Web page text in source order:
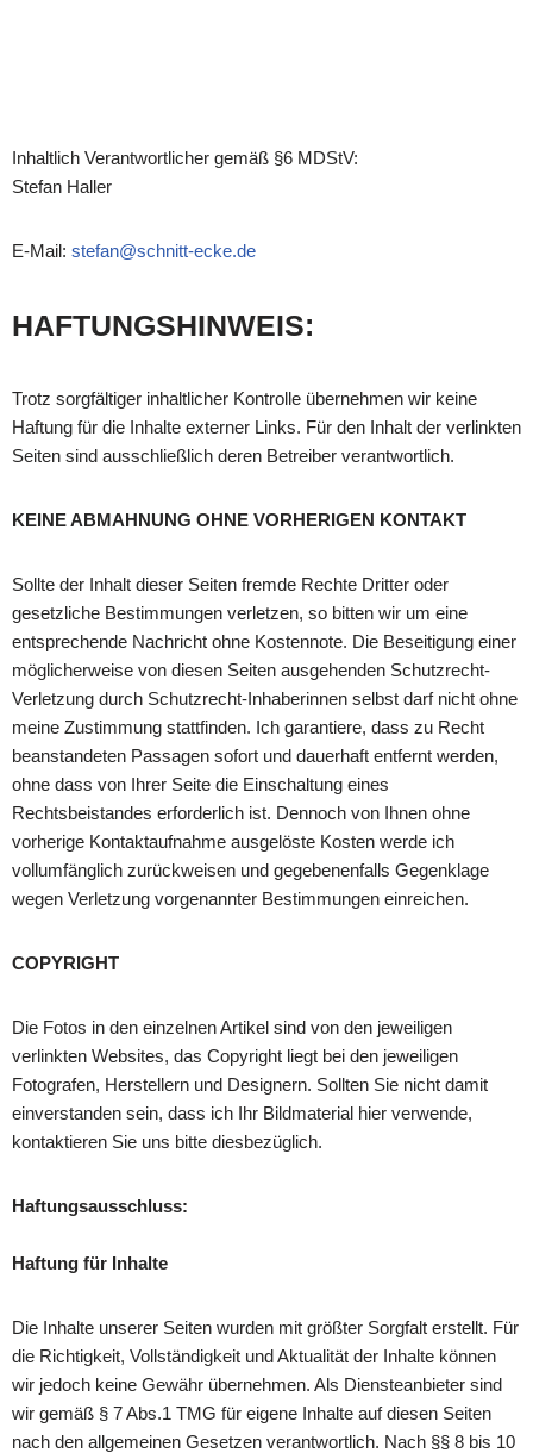
Inhaltlich Verantwortlicher gemäß §6 MDStV:
Stefan Haller
E-Mail: stefan@schnitt-ecke.de
HAFTUNGSHINWEIS:
Trotz sorgfältiger inhaltlicher Kontrolle übernehmen wir keine
Haftung für die Inhalte externer Links. Für den Inhalt der verlinkten
Seiten sind ausschließlich deren Betreiber verantwortlich.
KEINE ABMAHNUNG OHNE VORHERIGEN KONTAKT
Sollte der Inhalt dieser Seiten fremde Rechte Dritter oder
gesetzliche Bestimmungen verletzen, so bitten wir um eine
entsprechende Nachricht ohne Kostennote. Die Beseitigung einer
möglicherweise von diesen Seiten ausgehenden Schutzrecht-
Verletzung durch Schutzrecht-Inhaberinnen selbst darf nicht ohne
meine Zustimmung stattfinden. Ich garantiere, dass zu Recht
beanstandeten Passagen sofort und dauerhaft entfernt werden,
ohne dass von Ihrer Seite die Einschaltung eines
Rechtsbeistandes erforderlich ist. Dennoch von Ihnen ohne
vorherige Kontaktaufnahme ausgelöste Kosten werde ich
vollumfänglich zurückweisen und gegebenenfalls Gegenklage
wegen Verletzung vorgenannter Bestimmungen einreichen.
COPYRIGHT
Die Fotos in den einzelnen Artikel sind von den jeweiligen
verlinkten Websites, das Copyright liegt bei den jeweiligen
Fotografen, Herstellern und Designern. Sollten Sie nicht damit
einverstanden sein, dass ich Ihr Bildmaterial hier verwende,
kontaktieren Sie uns bitte diesbezüglich.
Haftungsausschluss:
Haftung für Inhalte
Die Inhalte unserer Seiten wurden mit größter Sorgfalt erstellt. Für
die Richtigkeit, Vollständigkeit und Aktualität der Inhalte können
wir jedoch keine Gewähr übernehmen. Als Diensteanbieter sind
wir gemäß § 7 Abs.1 TMG für eigene Inhalte auf diesen Seiten
nach den allgemeinen Gesetzen verantwortlich. Nach §§ 8 bis 10